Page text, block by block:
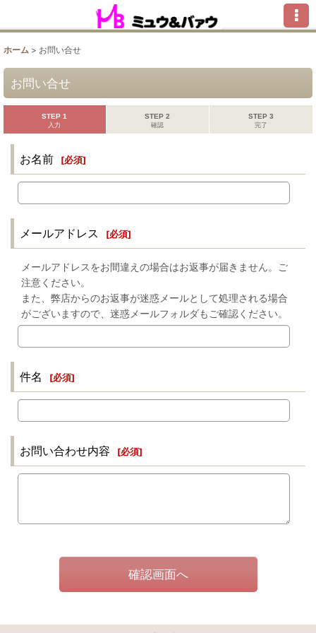
ホーム > お問い合せ
お問い合せ
STEP 1
入力
STEP 2
確認
STEP 3
完了
お名前 [必須]
メールアドレス [必須]
メールアドレスをお間違えの場合はお返事が届きません。ご
注意ください。
また、弊店からのお返事が迷惑メールとして処理される場合
がございますので、迷惑メールフォルダもご確認ください。
件名 [必須]
お問い合わせ内容 [必須]
確認画面へ